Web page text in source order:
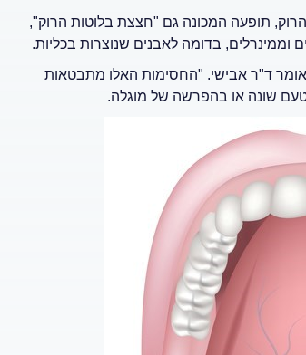
תופעה המכונה גם "חצצת בלוטות הרוק",
בדומה לאבנים שנוצרות בכליות.
אומר ד"ר אבישי. "החסימות האלו מתבטאות
שונה או בהפרשה של מוגלה.